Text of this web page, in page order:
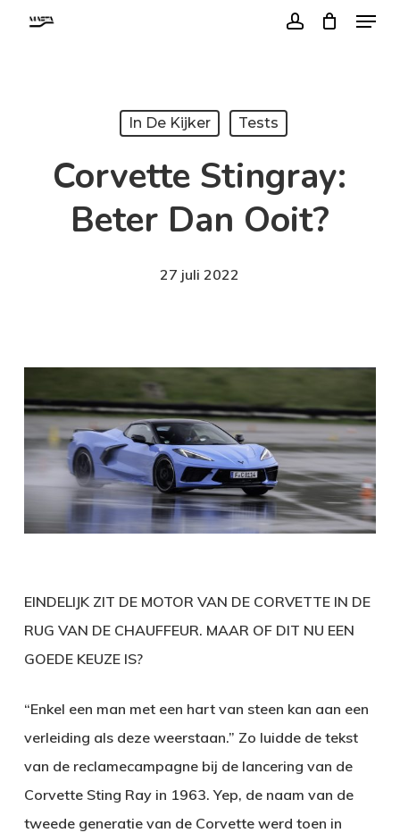
Menu
In De Kijker Tests
Corvette Stingray:
Beter Dan Ooit?
27 juli 2022
EINDELIJK ZIT DE MOTOR VAN DE CORVETTE IN DE
RUG VAN DE CHAUFFEUR. MAAR OF DIT NU EEN
GOEDE KEUZE IS?
“Enkel een man met een hart van steen kan aan een
verleiding als deze weerstaan.” Zo luidde de tekst
van de reclamecampagne bij de lancering van de
Corvette Sting Ray in 1963. Yep, de naam van de
tweede generatie van de Corvette werd toen in